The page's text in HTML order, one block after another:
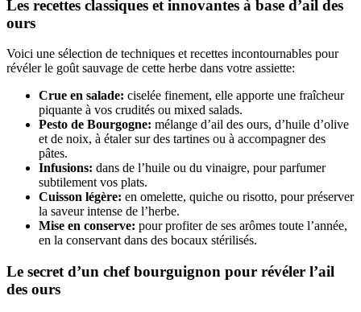
Les recettes classiques et innovantes à base d’ail des
ours
Voici une sélection de techniques et recettes incontournables pour
révéler le goût sauvage de cette herbe dans votre assiette:
Crue en salade: ciselée finement, elle apporte une fraîcheur
piquante à vos crudités ou mixed salads.
Pesto de Bourgogne: mélange d’ail des ours, d’huile d’olive
et de noix, à étaler sur des tartines ou à accompagner des
pâtes.
Infusions: dans de l’huile ou du vinaigre, pour parfumer
subtilement vos plats.
Cuisson légère: en omelette, quiche ou risotto, pour préserver
la saveur intense de l’herbe.
Mise en conserve: pour profiter de ses arômes toute l’année,
en la conservant dans des bocaux stérilisés.
Le secret d’un chef bourguignon pour révéler l’ail
des ours